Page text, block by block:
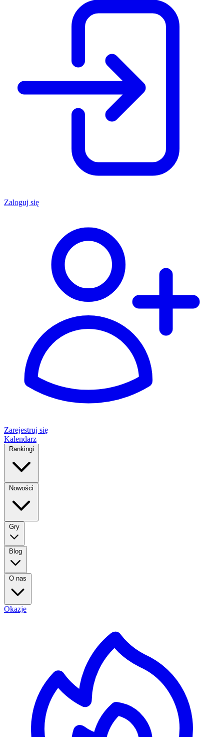
Zaloguj się
Zarejestruj się
Kalendarz
Rankingi
Nowości
Gry
Blog
O nas
Okazje